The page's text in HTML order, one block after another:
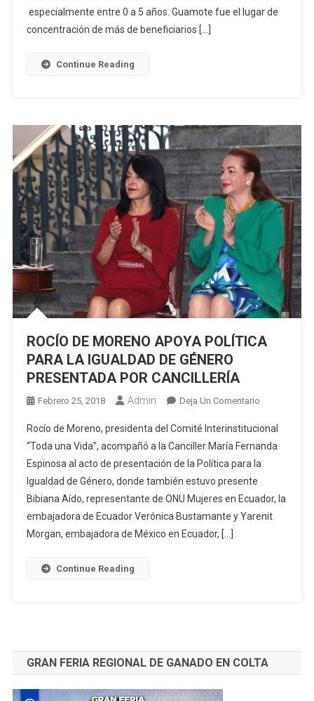
LA
especialmente entre 0 a 5 años. Guamote fue el lugar de
concentración de más de beneficiarios […]
Continue Reading
ROCÍO DE MORENO APOYA POLÍTICA
PARA LA IGUALDAD DE GÉNERO
PRESENTADA POR CANCILLERÍA
Febrero 25, 2018 Admin Deja Un ComentarioEn
DE
MORENO
APOYA
PARA
LA
Rocío de Moreno, presidenta del Comité Interinstitucional
“Toda una Vida”, acompañó a la Canciller María Fernanda
Espinosa al acto de presentación de la Política para la
Igualdad de Género, donde también estuvo presente
Bibiana Aído, representante de ONU Mujeres en Ecuador, la
embajadora de Ecuador Verónica Bustamante y Yarenit
Morgan, embajadora de México en Ecuador, […]
Continue Reading
GRAN FERIA REGIONAL DE GANADO EN COLTA